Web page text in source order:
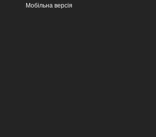
Мобільна версія